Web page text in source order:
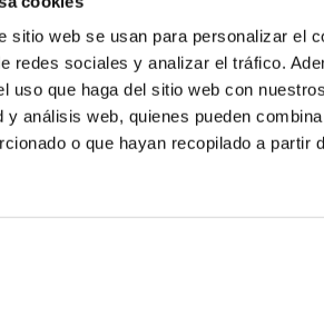
sitio web se usan para personalizar el
redes sociales y analizar el tráfico.
uso que haga del sitio web con
y análisis web, quienes pueden
o que hayan recopilado a partir